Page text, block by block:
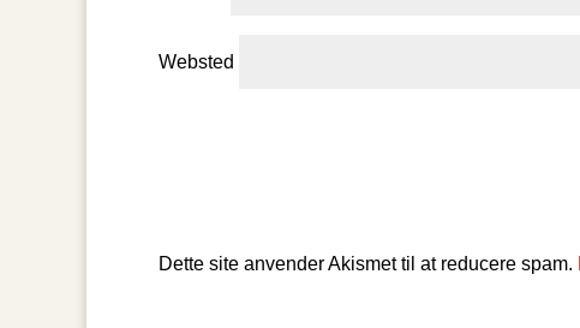
Websted
Dette site anvender Akismet til at reducere spam.